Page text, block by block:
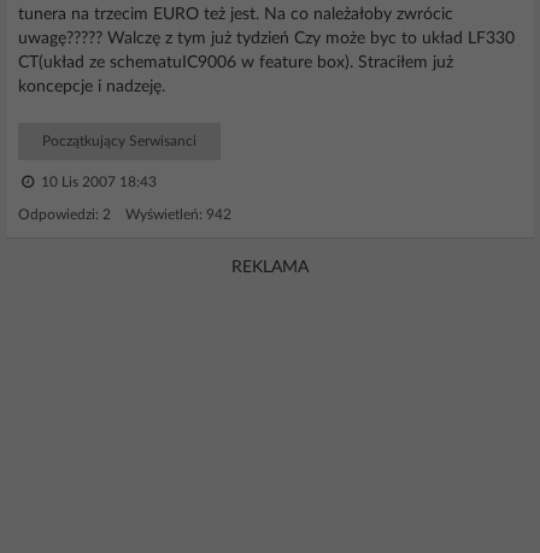
tunera na trzecim EURO też jest. Na co należałoby zwrócic
uwagę????? Walczę z tym już tydzień Czy może byc to układ LF330
CT(układ ze schematuIC9006 w feature box). Straciłem już
koncepcje i nadzeję.
Początkujący Serwisanci
10 Lis 2007 18:43
Odpowiedzi: 2 Wyświetleń: 942
REKLAMA